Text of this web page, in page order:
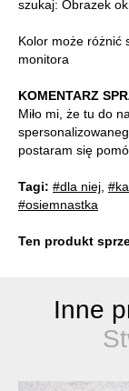
szukaj: Obrazek
Kolor może różnić
monitora
KOMENTARZ
Miło mi, że tu do
postaram się
Tagi: #dla niej
#osiemnastka
Ten produkt
Inne